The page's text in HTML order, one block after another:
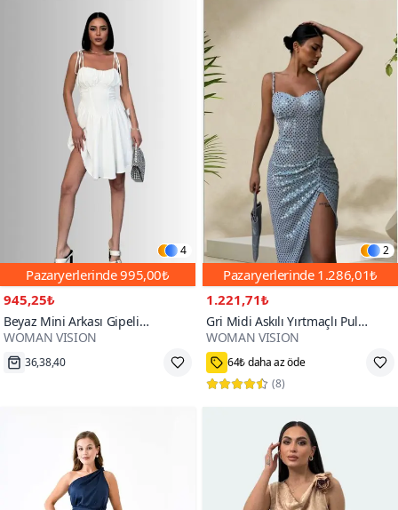
4
Pazaryerlerinde995,00₺
945,25₺
Beyaz Mini Arkası Gipeli
Bağlama Detaylı Askılı Mezuniyet
Kloş Abiye Elbise
WOMAN VISION
36,38,40
2
Pazaryerlerinde 1.286,01₺
1.221,71₺
Gri Midi Askılı Yırtmaçlı Pul
Detaylı Parti Abiye Elbise
WOMAN VISION
700+
64₺ daha az öde
(8)